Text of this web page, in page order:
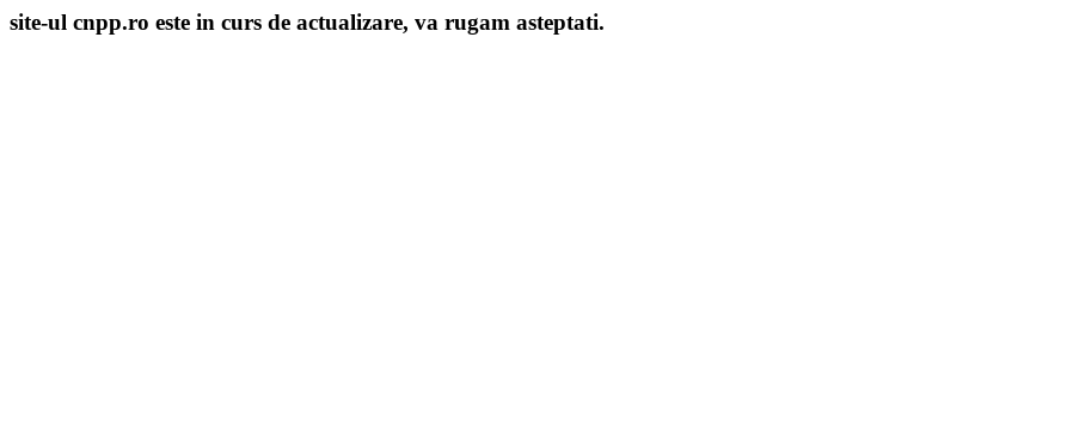
site-ul cnpp.ro este in curs de actualizare, va rugam asteptati.